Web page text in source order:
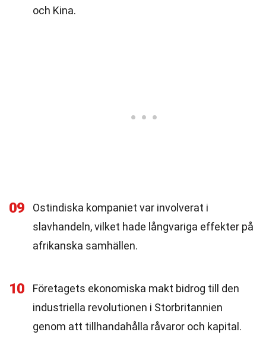
och Kina.
09
Ostindiska kompaniet var involverat i
slavhandeln, vilket hade långvariga effekter på
afrikanska samhällen.
10
Företagets ekonomiska makt bidrog till den
industriella revolutionen i Storbritannien
genom att tillhandahålla råvaror och kapital.